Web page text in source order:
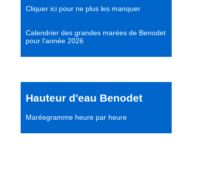
Cliquer ici pour ne plus les manquer
Calendrier des grandes marées de Benodet
pour l’année 2026
Hauteur d'eau Benodet
Maréegramme heure par heure